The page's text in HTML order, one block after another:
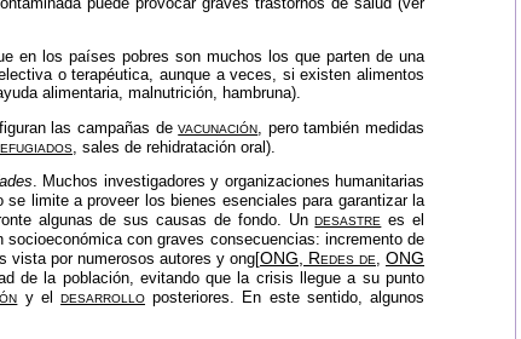
en los países pobres son muchos los que parten de una
o terapéutica, aunque a veces, si existen alimentos
alimentaria, malnutrición, hambruna).
las campañas devacunación, pero también medidas
, sales de rehidratación oral).
. Muchos investigadores y organizaciones humanitarias
se limite a proveer los bienes esenciales para garantizar la
algunas de sus causas de fondo. Undesastre es el
con graves consecuencias: incremento de
vista por numerosos autores y ong[ONG , Redes de, ONG
de la población, evitando que la crisis llegue a su punto
y eldesarrollo posteriores. En este sentido, algunos